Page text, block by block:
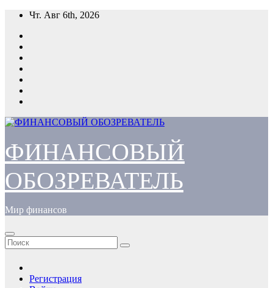
Перейти
содержимому
Чт. Авг 6th, 2026
ФИНАНСОВЫЙ
ОБОЗРЕВАТЕЛЬ
Мир финансов
Регистрация